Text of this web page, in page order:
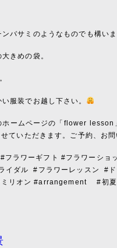
バサミのようなものでも構いま
きめの袋。
服装でお越し下さい。
ームページの「flower lesson
ていただきます。ご予約、お
ラワーギフト #フラワーショ
イダル #フラワーレッスン
#
オン #arrangement #初夏